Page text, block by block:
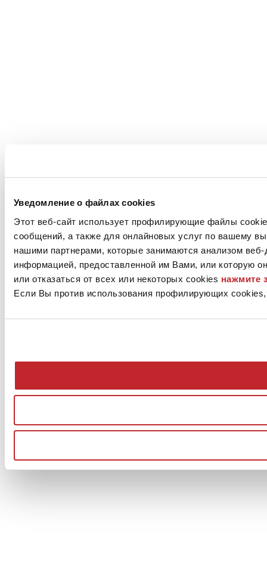
Уведомление о файлах cookies
Этот веб-сайт использует профилирующие файлы
сообщений, а также для онлайновых услуг по вашему
нашими партнерами, которые занимаются анализом
информацией, предоставленной им Вами, или которую
или отказаться от всех или некоторых cookies нажмите
Если Вы против использования профилирующих